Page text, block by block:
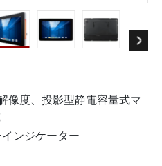
像度、投影型静電容量式マ
ンジケーター